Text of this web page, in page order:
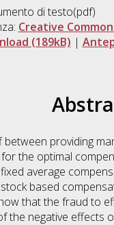
di testo(pdf)
Creative
(189kB) |
providing
the optimal
average
based
that the fraud to
the negative effects